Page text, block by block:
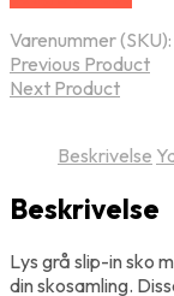
Varenummer (SKU):
Previous Product
Next Product
Beskrivelse
Beskrivelse
Lys grå slip-in sko
din skosamling.